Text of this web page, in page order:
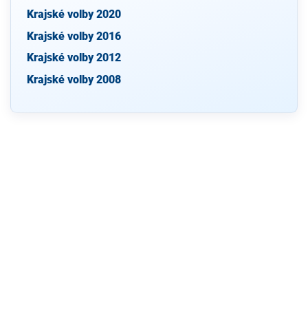
Krajské volby 2020
Krajské volby 2016
Krajské volby 2012
Krajské volby 2008